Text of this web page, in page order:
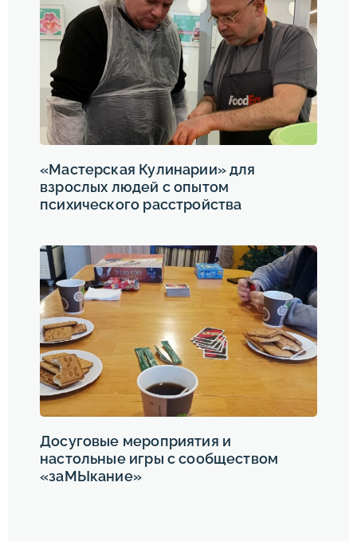
«Мастерская Кулинарии» для
взрослых людей с опытом
психического расстройства
Досуговые мероприятия и
настольные игры с сообществом
«заМЫкание»